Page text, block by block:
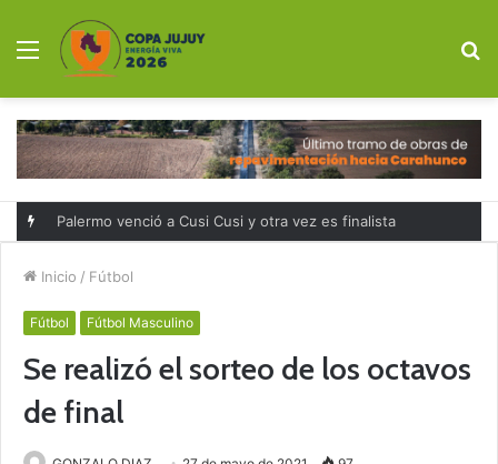
Menú
Palermo venció a Cusi Cusi y otra vez es finalista
Inicio / Fútbol
Fútbol Fútbol Masculino
Se realizó el sorteo de los octavos
de final